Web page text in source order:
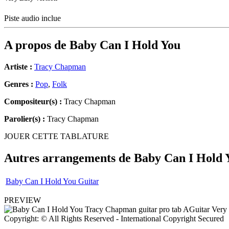
Piste audio inclue
A propos de Baby Can I Hold You
Artiste : Tracy Chapman
Genres : Pop, Folk
Compositeur(s) : Tracy Chapman
Parolier(s) : Tracy Chapman
JOUER CETTE TABLATURE
Autres arrangements de Baby Can I Hold
Baby Can I Hold You Guitar
PREVIEW
Copyright: © All Rights Reserved - International Copyright Secured